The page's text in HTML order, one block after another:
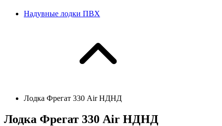
Надувные лодки ПВХ
Лодка Фрегат 330 Air НДНД
Лодка Фрегат 330 Air НДНД